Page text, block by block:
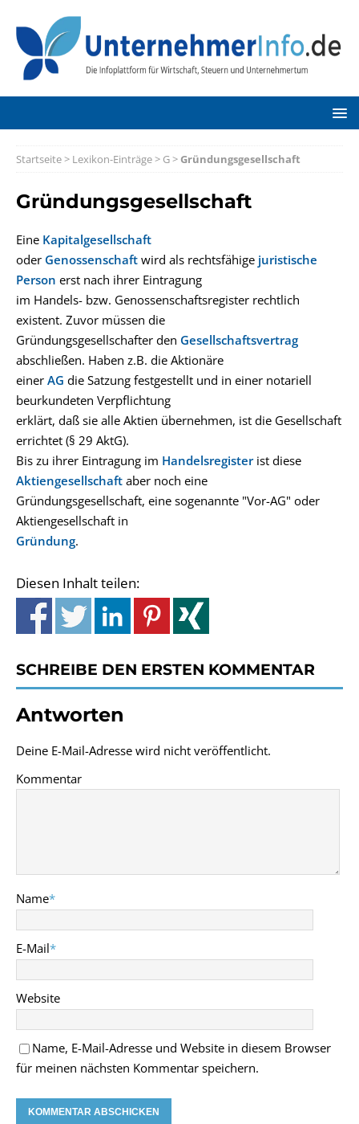
Startseite> Lexikon-Einträge> G> Gründungsgesellschaft
Gründungsgesellschaft
Eine Kapitalgesellschaft
oder Genossenschaft wird als rechtsfähige juristische
Person erst nach ihrer Eintragung
im Handels- bzw. Genossenschaftsregister rechtlich
existent. Zuvor müssen die
Gründungsgesellschafter den Gesellschaftsvertrag
abschließen. Haben z.B. die Aktionäre
einer AG die Satzung festgestellt und in einer notariell
beurkundeten Verpflichtung
erklärt, daß sie alle Aktien übernehmen, ist die Gesellschaft
errichtet (§ 29 AktG).
Bis zu ihrer Eintragung im Handelsregisterist diese
Aktiengesellschaft aber noch eine
Gründungsgesellschaft, eine sogenannte "Vor-AG" oder
Aktiengesellschaft in
Gründung.
Diesen Inhalt teilen:
SCHREIBE DEN ERSTEN KOMMENTAR
Antworten
Deine E-Mail-Adresse wird nicht veröffentlicht.
Kommentar
Name*
E-Mail*
Website
Name, E-Mail-Adresse und Website in diesem Browser
für meinen nächsten Kommentar speichern.